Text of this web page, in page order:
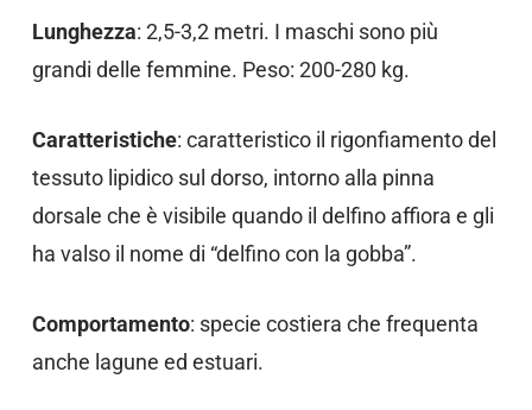
Lunghezza: 2,5-3,2 metri. I maschi sono più
grandi delle femmine. Peso: 200-280 kg.
Caratteristiche: caratteristico il rigonfiamento del
tessuto lipidico sul dorso, intorno alla pinna
dorsale che è visibile quando il delfino affiora e gli
ha valso il nome di “delfino con la gobba”.
Comportamento: specie costiera che frequenta
anche lagune ed estuari.